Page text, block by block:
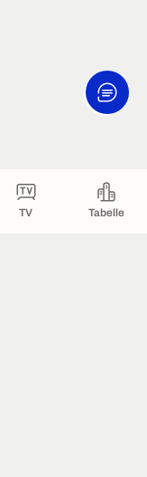
TV Tabelle